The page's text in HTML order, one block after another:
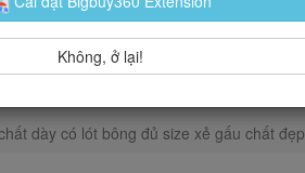
dày có lót bông đủ size xẻ gấu chất đẹp
Không, ở lại!